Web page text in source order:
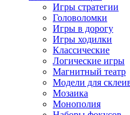
Игры стратегии
Головоломки
Игры в дорогу
Игры ходилки
Классические
Логические игры
Магнитный театр
Модели для
Мозаика
Монополия